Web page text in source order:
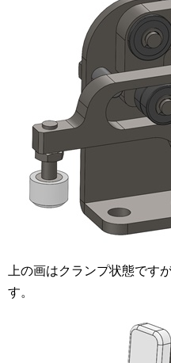
上の画はクランプ状態です
す。